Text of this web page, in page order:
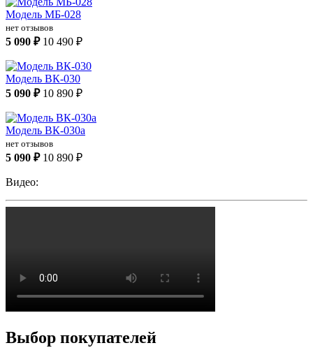
Модель МБ-028
нет отзывов
5 090 ₽ 10 490 ₽
Модель ВК-030
5 090 ₽ 10 890 ₽
Модель ВК-030а
нет отзывов
5 090 ₽ 10 890 ₽
Видео:
Выбор покупателей